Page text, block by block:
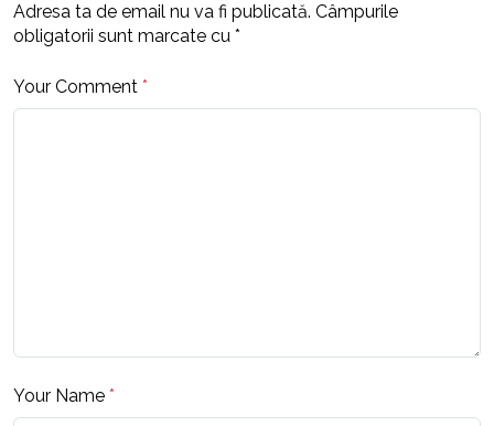
Adresa ta de email nu va fi publicată. Câmpurile
obligatorii sunt marcate cu *
Your Comment *
Your Name *